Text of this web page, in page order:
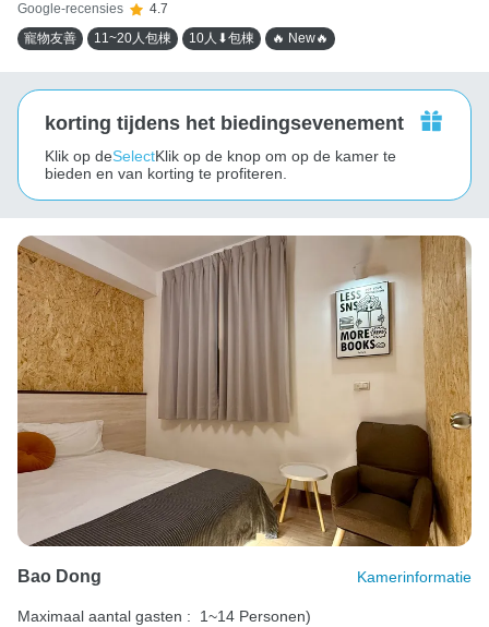
Google-recensies
4.7
寵物友善
11~20人包棟 10人⬇包棟 🔥 New🔥
korting tijdens het biedingsevenement
Klik op deSelectKlik op de knop om op de kamer te
bieden en van korting te profiteren.
Bao Dong Kamerinformatie
Maximaal aantal gasten :
1~14 Personen)